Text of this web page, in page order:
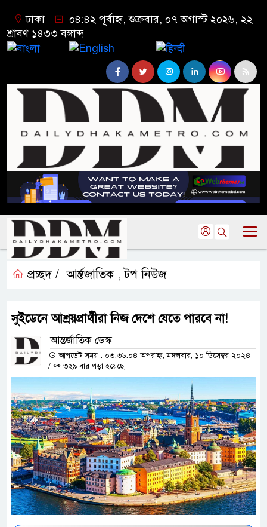
ঢাকা
০৪:৪২ পূর্বাহ্ন, শুক্রবার, ০৭ অগাস্ট ২০২৬, ২২
শ্রাবণ ১৪৩৩ বঙ্গাব্দ
প্রচ্ছদ / আর্ন্তজাতিক ,টপ নিউজ
সুইডেনে আশ্রয়প্রার্থীরা নিজ দেশে যেতে পারবে না!
আন্তর্জাতিক ডেস্ক
আপডেট সময় : ০৩:৩৬:০৪ অপরাহ্ন, মঙ্গলবার, ১০ ডিসেম্বর ২০২৪
/
৩২৯ বার পড়া হয়েছে